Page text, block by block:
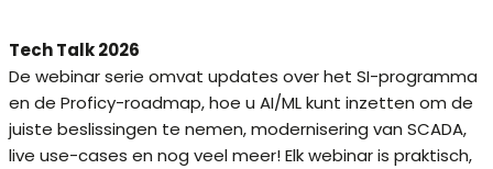
Tech Talk 2026
De webinar serie omvat updates over het SI-programma
en de Proficy-roadmap, hoe u AI/ML kunt inzetten om de
juiste beslissingen te nemen, modernisering van SCADA,
live use-cases en nog veel meer! Elk webinar is praktisch,